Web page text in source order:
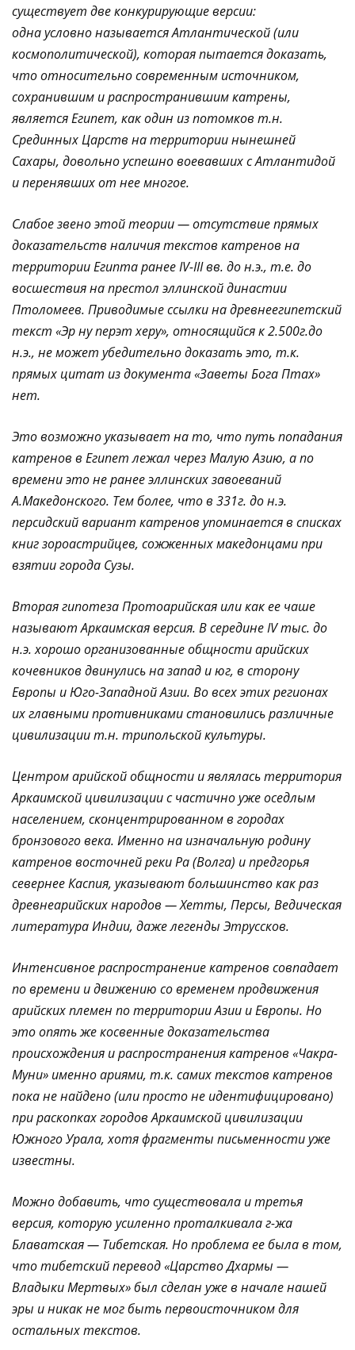
существует две конкурирующие версии:
одна условно называется Атлантической (или
космополитической), которая пытается доказать,
что относительно современным источником,
сохранившим и распространившим катрены,
является Египет, как один из потомков т.н.
Срединных Царств на территории нынешней
Сахары, довольно успешно воевавших с Атлантидой
и перенявших от нее многое.
Слабое звено этой теории — отсутствие прямых
доказательств наличия текстов катренов на
территории Египта ранее IV-III вв. до н.э., т.е. до
восшествия на престол эллинской династии
Птоломеев. Приводимые ссылки на древнеегипетский
текст «Эр ну перэт херу», относящийся к 2.500г.до
н.э., не может убедительно доказать это, т.к.
прямых цитат из документа «Заветы Бога Птах»
нет.
Это возможно указывает на то, что путь попадания
катренов в Египет лежал через Малую Азию, а по
времени это не ранее эллинских завоеваний
А.Македонского. Тем более, что в 331г. до н.э.
персидский вариант катренов упоминается в списках
книг зороастрийцев, сожженных македонцами при
взятии города Сузы.
Вторая гипотеза Протоарийская или как ее чаше
называют Аркаимская версия. В середине IV тыс. до
н.э. хорошо организованные общности арийских
кочевников двинулись на запад и юг, в сторону
Европы и Юго-Западной Азии. Во всех этих регионах
их главными противниками становились различные
цивилизации т.н. трипольской культуры.
Центром арийской общности и являлась территория
Аркаимской цивилизации с частично уже оседлым
населением, сконцентрированном в городах
бронзового века. Именно на изначальную родину
катренов восточней реки Ра (Волга) и предгорья
севернее Каспия, указывают большинство как раз
древнеарийских народов — Хетты, Персы, Ведическая
литература Индии, даже легенды Этруссков.
Интенсивное распространение катренов совпадает
по времени и движению со временем продвижения
арийских племен по территории Азии и Европы. Но
это опять же косвенные доказательства
происхождения и распространения катренов «Чакра-
Муни» именно ариями, т.к. самих текстов катренов
пока не найдено (или просто не идентифицировано)
при раскопках городов Аркаимской цивилизации
Южного Урала, хотя фрагменты письменности уже
известны.
Можно добавить, что существовала и третья
версия, которую усиленно проталкивала г-жа
Блаватская — Тибетская. Но проблема ее была в том,
что тибетский перевод «Царство Дхармы —
Владыки Мертвых» был сделан уже в начале нашей
эры и никак не мог быть первоисточником для
остальных текстов.